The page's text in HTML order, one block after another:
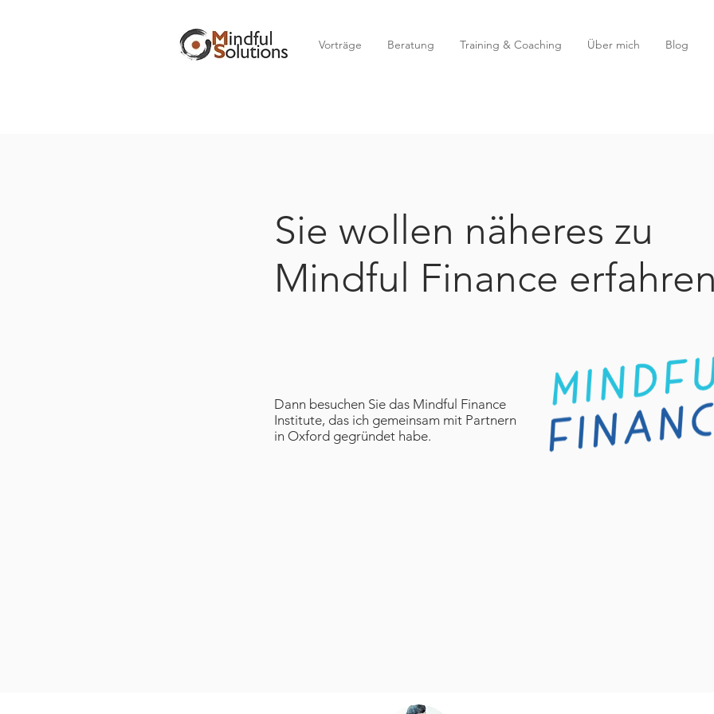
Vorträge Beratung Training & Coaching Über mich Blog
Sie wollen näheres zu
Mindful Finance
Dann besuchen Sie das Mindful Finance
Institute, das ich gemeinsam mit Partnern
in Oxford gegründet habe.